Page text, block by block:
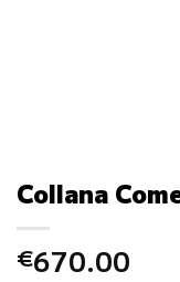
Collana
€670.00